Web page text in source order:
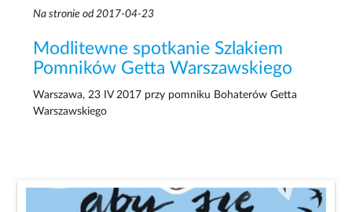
Na stronie od 2017-04-23
Modlitewne spotkanie Szlakiem
Pomników Getta Warszawskiego
Warszawa, 23 IV 2017 przy pomniku Bohaterów Getta
Warszawskiego